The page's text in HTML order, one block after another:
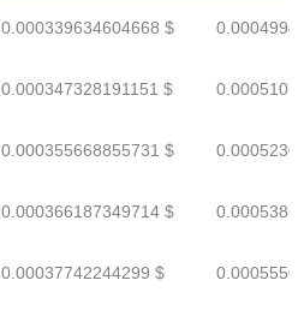
0.000339634604668 $
0.000347328191151 $
0.000355668855731 $
0.000366187349714 $
0.00037742244299 $